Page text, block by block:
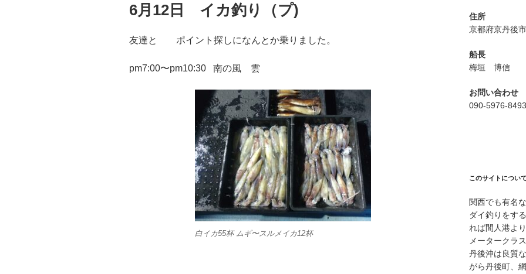
日:
6月12日 イカ釣り（プ)
友達と ポイント探しになんとか乗りました。
pm7:00〜pm10:30 南の風 雲
白イカ55杯 ムギ〜スルメイカ12杯
住所
京都府京丹後
船長
梅垣 博信
お問い合わせ
090-5976-8493
このサイトについて
関西でも有名
ダイ釣りをす
れば間人港よ
メータークラ
丹後沖は良質
がら丹後町、